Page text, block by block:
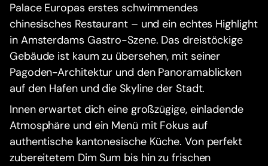
Palace Europas erstes schwimmendes
chinesisches Restaurant – und ein echtes Highlight
in Amsterdams Gastro-Szene. Das dreistöckige
Gebäude ist kaum zu übersehen, mit seiner
Pagoden-Architektur und den Panoramablicken
auf den Hafen und die Skyline der Stadt.
Innen erwartet dich eine großzügige, einladende
Atmosphäre und ein Menü mit Fokus auf
authentische kantonesische Küche. Von perfekt
zubereitetem Dim Sum bis hin zu frischen